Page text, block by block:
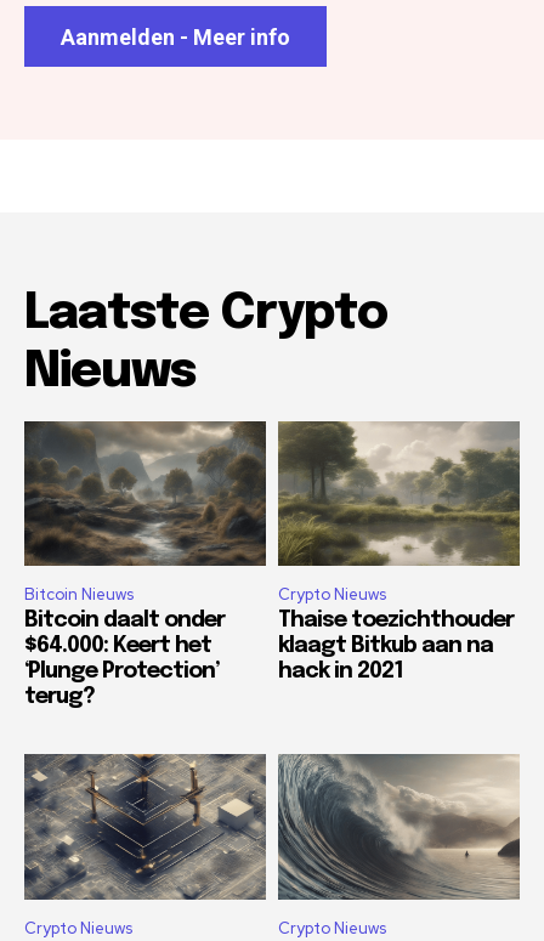
Aanmelden - Meer info
Laatste Crypto
Nieuws
Bitcoin Nieuws
Bitcoin daalt onder
$64.000: Keert het
‘Plunge Protection’
terug?
Crypto Nieuws
Thaise toezichthouder
klaagt Bitkub aan na
hack in 2021
Crypto Nieuws Crypto Nieuws